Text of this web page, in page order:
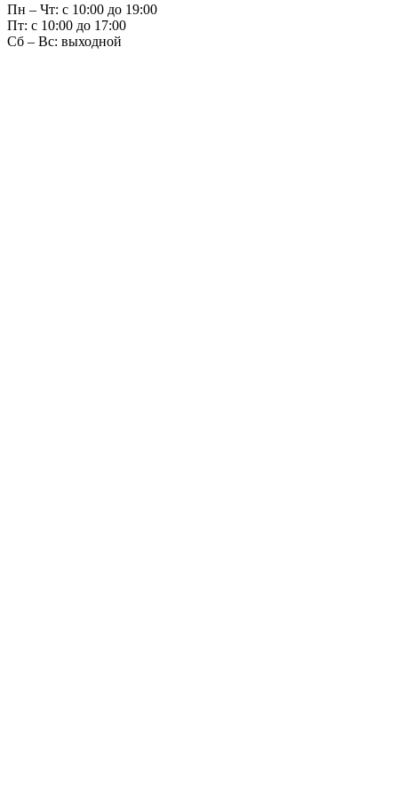
Пн – Чт: с 10:00 до 19:00
Пт: с 10:00 до 17:00
Сб – Вс: выходной